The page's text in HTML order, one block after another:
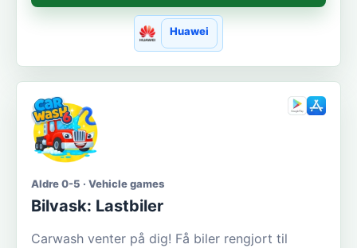
Huawei
Aldre 0-5 · Vehicle games
Bilvask: Lastbiler
Carwash venter på dig! Få biler rengjort til